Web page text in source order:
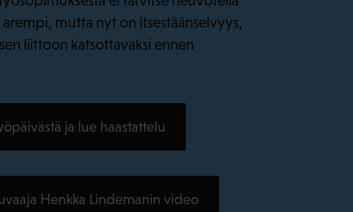
mutta nyt on itsestäänselvyys,
liittoon katsottavaksi ennen
ja lue haastattelu
Henkka Lindemanin video